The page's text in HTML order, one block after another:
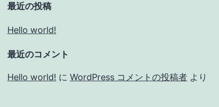
最近の投稿
Hello world!
最近のコメント
Hello world! に WordPress コメントの投稿者 より